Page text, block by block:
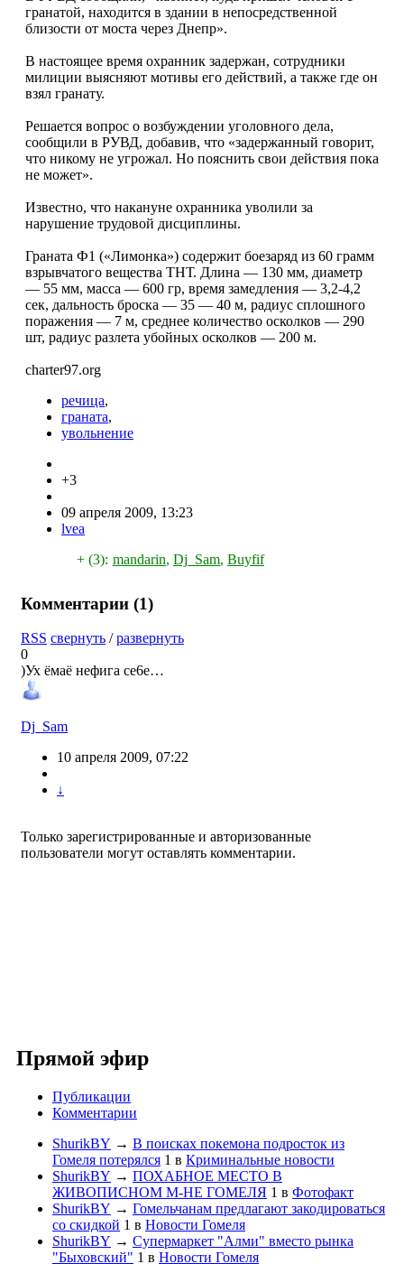
гранатой, находится в здании в непосредственной
близости от моста через Днепр».
В настоящее время охранник задержан, сотрудники
милиции выясняют мотивы его действий, а также где он
взял гранату.
Решается вопрос о возбуждении уголовного дела,
сообщили в РУВД, добавив, что «задержанный говорит,
что никому не угрожал. Но пояснить свои действия пока
не может».
Известно, что накануне охранника уволили за
нарушение трудовой дисциплины.
Граната Ф1 («Лимонка») содержит боезаряд из 60 грамм
взрывчатого вещества ТНТ. Длина — 130 мм, диаметр
— 55 мм, масса — 600 гр, время замедления — 3,2-4,2
сек, дальность броска — 35 — 40 м, радиус сплошного
поражения — 7 м, среднее количество осколков — 290
шт, радиус разлета убойных осколков — 200 м.
charter97.org
речица,
граната,
увольнение
+3
09 апреля 2009, 13:23
lvea
+ (3): mandarin, Dj_Sam, Buyfif
Комментарии (1)
RSS свернуть /развернуть
0
)Ух ёмаё нефига се6е…
Dj_Sam
10 апреля 2009, 07:22
↓
Только зарегистрированные и авторизованные
пользователи могут оставлять комментарии.
Прямой эфир
Публикации
Комментарии
ShurikBY → В поисках покемона подросток из
Гомеля потерялся 1 в Криминальные новости
ShurikBY → ПОХАБНОЕ МЕСТО В
ЖИВОПИСНОМ М-НЕ ГОМЕЛЯ 1 в Фотофакт
ShurikBY → Гомельчанам предлагают закодироваться
со скидкой 1 в Новости Гомеля
ShurikBY → Супермаркет "Алми" вместо рынка
"Быховский" 1 в Новости Гомеля